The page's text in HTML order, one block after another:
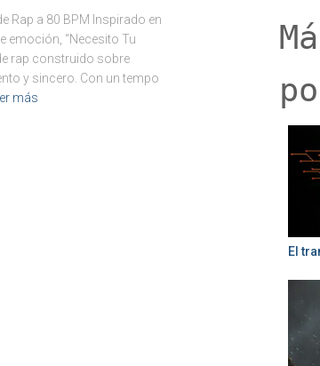
Rap a 80 BPM Inspirado en
emoción, “Necesito Tu
rap construido sobre
y sincero. Con un tempo
más
El